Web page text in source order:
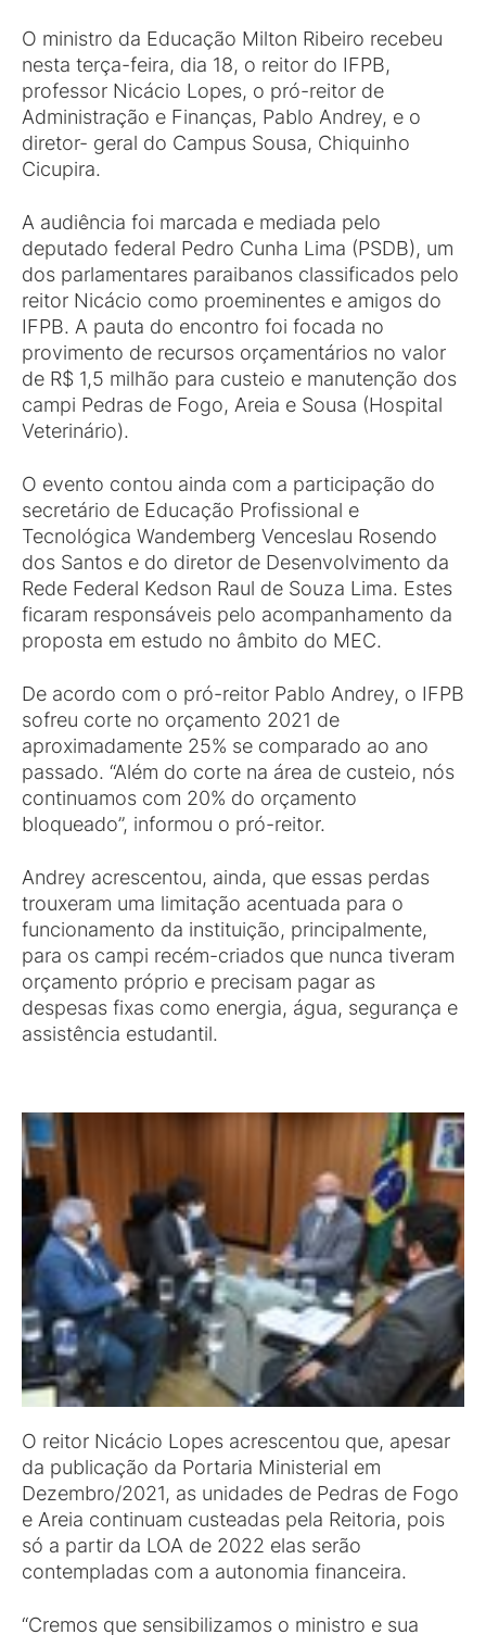
O ministro da Educação Milton Ribeiro recebeu
nesta terça-feira, dia 18, o reitor do IFPB,
professor Nicácio Lopes, o pró-reitor de
Administração e Finanças, Pablo Andrey, e o
diretor- geral do Campus Sousa, Chiquinho
Cicupira.
A audiência foi marcada e mediada pelo
deputado federal Pedro Cunha Lima (PSDB), um
dos parlamentares paraibanos classificados pelo
reitor Nicácio como proeminentes e amigos do
IFPB. A pauta do encontro foi focada no
provimento de recursos orçamentários no valor
de R$ 1,5 milhão para custeio e manutenção dos
campi Pedras de Fogo, Areia e Sousa (Hospital
Veterinário).
O evento contou ainda com a participação do
secretário de Educação Profissional e
Tecnológica Wandemberg Venceslau Rosendo
dos Santos e do diretor de Desenvolvimento da
Rede Federal Kedson Raul de Souza Lima. Estes
ficaram responsáveis pelo acompanhamento da
proposta em estudo no âmbito do MEC.
De acordo com o pró-reitor Pablo Andrey, o IFPB
sofreu corte no orçamento 2021 de
aproximadamente 25% se comparado ao ano
passado. “Além do corte na área de custeio, nós
continuamos com 20% do orçamento
bloqueado”, informou o pró-reitor.
Andrey acrescentou, ainda, que essas perdas
trouxeram uma limitação acentuada para o
funcionamento da instituição, principalmente,
para os campi recém-criados que nunca tiveram
orçamento próprio e precisam pagar as
despesas fixas como energia, água, segurança e
assistência estudantil.
O reitor Nicácio Lopes acrescentou que, apesar
da publicação da Portaria Ministerial em
Dezembro/2021, as unidades de Pedras de Fogo
e Areia continuam custeadas pela Reitoria, pois
só a partir da LOA de 2022 elas serão
contempladas com a autonomia financeira.
“Cremos que sensibilizamos o ministro e sua